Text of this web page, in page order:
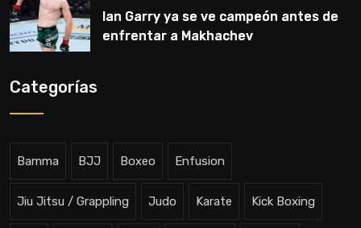
Ian Garry ya se ve campeón antes de
enfrentar a Makhachev
Categorías
Bamma BJJ Boxeo Enfusion
Jiu Jitsu / Grappling Judo Karate Kick Boxing